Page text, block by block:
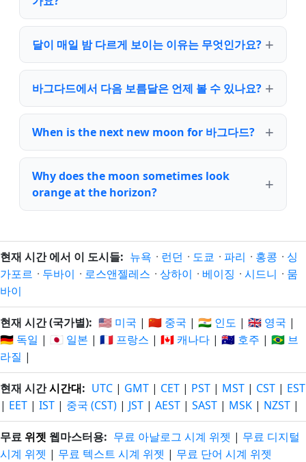
달이 매일 밤 다르게 보이는 이유는 무엇인가요?
바그다드에서 다음 보름달은 언제 볼 수 있나요?
When is the next new moon for 바그다드?
Why does the moon sometimes look
orange at the horizon?
현재 시간 에서 이 도시들: 뉴욕 · 런던 · 도쿄 · 파리 · 홍콩 · 싱
가포르 · 두바이 · 로스앤젤레스 · 상하이 · 베이징 · 시드니 · 뭄
바이
현재 시간 (국가별): 🇺🇸 미국 | 🇨🇳 중국 | 🇮🇳 인도 | 🇬🇧 영국 |
🇩🇪 독일 | 🇯🇵 일본 | 🇫🇷 프랑스 | 🇨🇦 캐나다 | 🇦🇺 호주 | 🇧🇷 브
라질 |
현재 시간시간대: UTC | GMT | CET | PST | MST | CST | EST
| EET | IST | 중국 (CST) | JST | AEST | SAST | MSK | NZST |
무료 위젯 웹마스터용: 무료 아날로그 시계 위젯 | 무료 디지털
시계 위젯 | 무료 텍스트 시계 위젯 | 무료 단어 시계 위젯